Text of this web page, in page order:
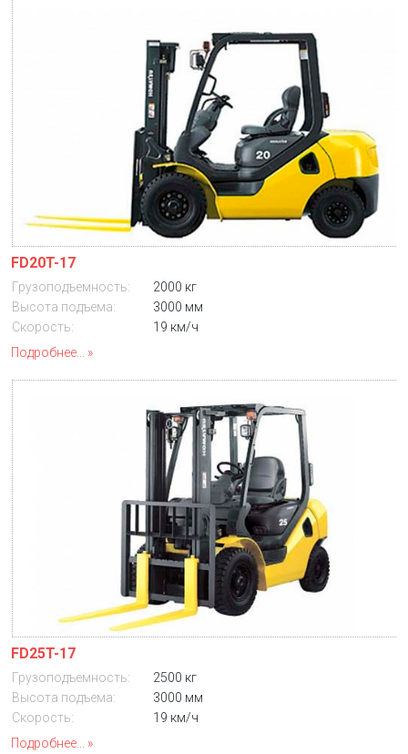
FD20T-17
Грузоподъемность:
2000 кг
Высота подъема:
3000 мм
Скорость:
19 км/ч
Подробнее...
FD25T-17
Грузоподъемность:
2500 кг
Высота подъема:
3000 мм
Скорость:
19 км/ч
Подробнее...